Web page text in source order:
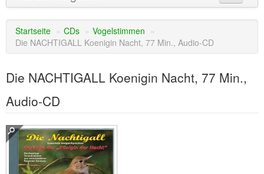
NATURJAHR(12)
ÖSTERREICH (22)
Serie ENTSPANNUNG NATUR
CDs
Startseite » CDs » Vogelstimmen »
Die NACHTIGALL Koenigin Nacht, 77 Min., Audio-CD
Die NACHTIGALL Koenigin Nacht, 77 Min.,
Audio-CD